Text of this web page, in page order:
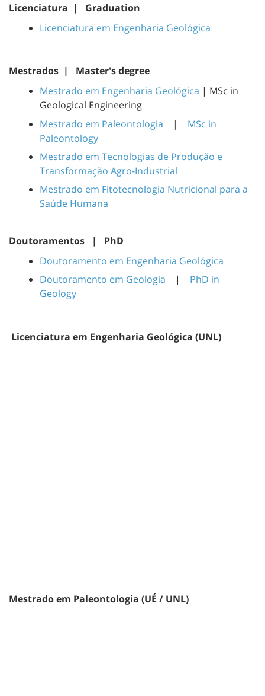
Licenciatura | Graduation
Licenciatura em Engenharia Geológica
Mestrados | Master's degree
Mestrado em Engenharia Geológica | MSc in
Geological Engineering
Mestrado em Paleontologia | MSc in
Paleontology
Mestrado em Tecnologias de Produção e
Transformação Agro-Industrial
Mestrado em Fitotecnologia Nutricional para a
Saúde Humana
Doutoramentos | PhD
Doutoramento em Engenharia Geológica
Doutoramento em Geologia | PhD in
Geology
Licenciatura em Engenharia Geológica (UNL)
Mestrado em Paleontologia (UÉ / UNL)